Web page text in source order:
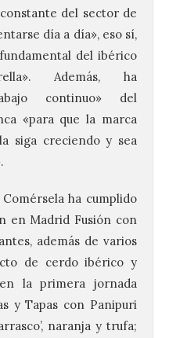
del sector de
día a día», eso sí,
del ibérico
Además, ha
continuo» del
«para que la marca
siga creciendo y sea
ha cumplido
en Madrid Fusión con
además de varios
de cerdo ibérico y
la primera jornada
y Tapas con Panipuri
naranja y trufa;